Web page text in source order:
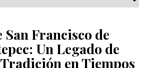
San Francisco de
Un Legado de
en Tiempos